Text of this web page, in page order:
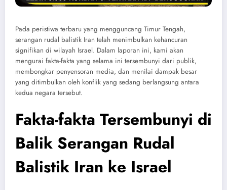
Pada peristiwa terbaru yang mengguncang Timur Tengah,
serangan rudal balistik Iran telah menimbulkan kehancuran
signifikan di wilayah Israel. Dalam laporan ini, kami akan
mengurai fakta-fakta yang selama ini tersembunyi dari publik,
membongkar penyensoran media, dan menilai dampak besar
yang ditimbulkan oleh konflik yang sedang berlangsung antara
kedua negara tersebut.
Fakta-fakta Tersembunyi di
Balik Serangan Rudal
Balistik Iran ke Israel